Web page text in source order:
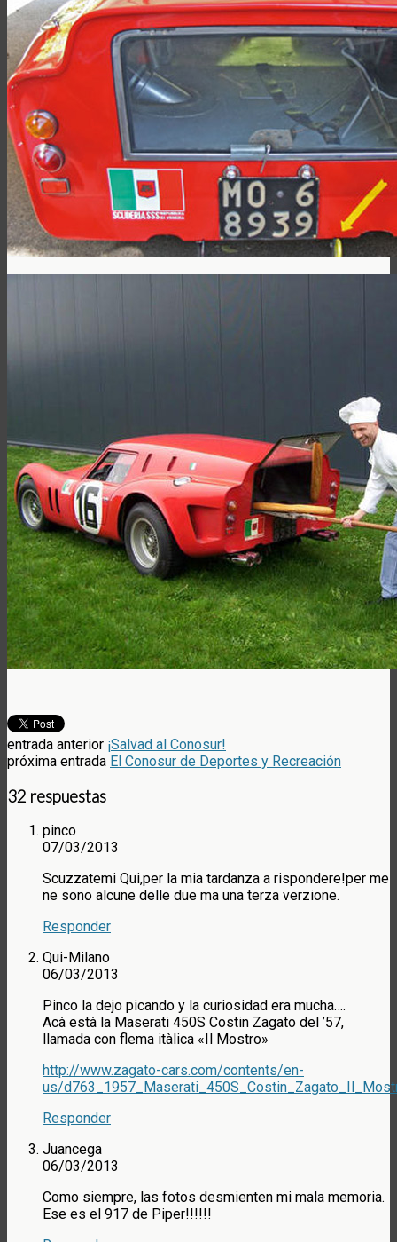
entrada anterior ¡Salvad al Conosur!
próxima entrada El Conosur de Deportes y Recreación
32 respuestas
pinco
07/03/2013
Scuzzatemi Qui,per la mia tardanza a rispondere!per me
ne sono alcune delle due ma una terza verzione.
Responder
Qui-Milano
06/03/2013
Pinco la dejo picando y la curiosidad era mucha….
Acà està la Maserati 450S Costin Zagato del ’57,
llamada con flema itàlica «Il Mostro»
http://www.zagato-cars.com/contents/en-
us/
Responder
Juancega
06/03/2013
Como siempre, las fotos desmienten mi mala memoria.
Ese es el 917 de Piper!!!!!!